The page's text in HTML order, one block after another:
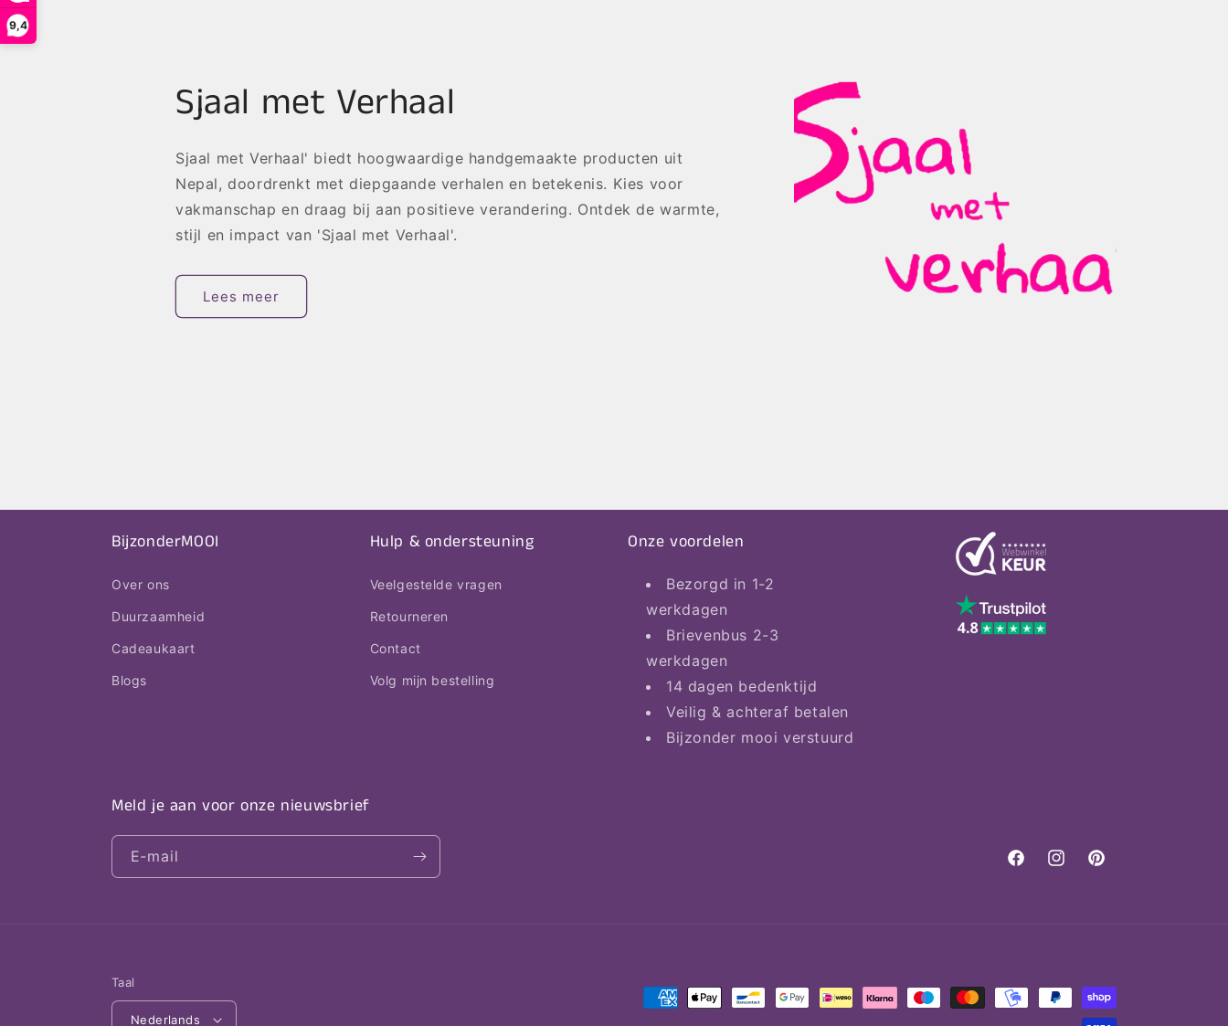
9,4
Sjaal met Verhaal
Sjaal met Verhaal' biedt hoogwaardige handgemaakte producten uit
Nepal, doordrenkt met diepgaande verhalen en betekenis. Kies voor
vakmanschap en draag bij aan positieve verandering. Ontdek de warmte,
stijl en impact van 'Sjaal met Verhaal'.
Lees meer
BijzonderMOOI
Over ons
Duurzaamheid
Cadeaukaart
Blogs
Hulp & ondersteuning
Veelgestelde vragen
Retourneren
Contact
Volg mijn bestelling
Onze voordelen
Bezorgd in 1-2
werkdagen
Brievenbus 2-3
werkdagen
14 dagen bedenktijd
Veilig & achteraf betalen
Bijzonder mooi verstuurd
Meld je aan voor onze nieuwsbrief
E‑mail
FacebookInstagramPinterest
Taal
Nederlands
Betaalmethoden